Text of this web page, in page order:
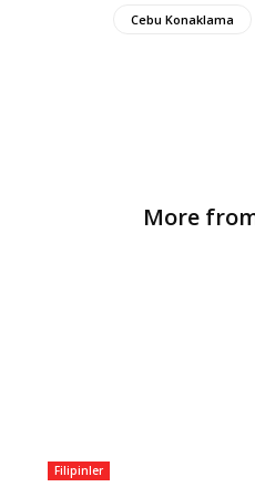
Cebu Konaklama
More
Filipinler